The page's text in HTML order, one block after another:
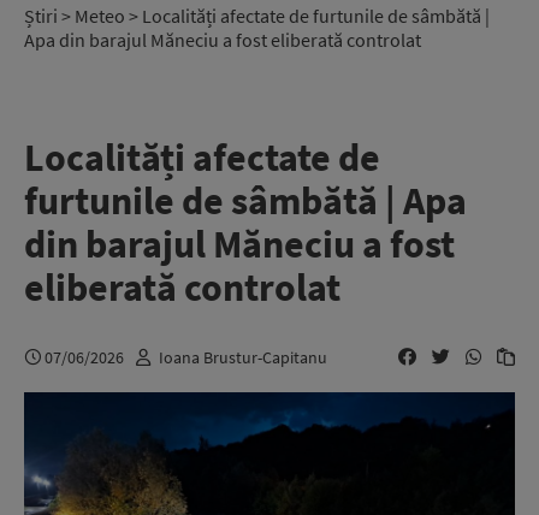
Știri > Meteo > Localități afectate de furtunile de sâmbătă |
Apa din barajul Măneciu a fost eliberată controlat
Localități afectate de
furtunile de sâmbătă | Apa
din barajul Măneciu a fost
eliberată controlat
07/06/2026 Ioana Brustur-Capitanu